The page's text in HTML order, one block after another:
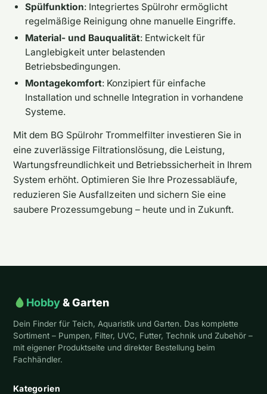
Spülfunktion: Integriertes Spülrohr ermöglicht
regelmäßige Reinigung ohne manuelle Eingriffe.
Material- und Bauqualität: Entwickelt für
Langlebigkeit unter belastenden
Betriebsbedingungen.
Montagekomfort: Konzipiert für einfache
Installation und schnelle Integration in vorhandene
Systeme.
Mit dem BG Spülrohr Trommelfilter investieren Sie in
eine zuverlässige Filtrationslösung, die Leistung,
Wartungsfreundlichkeit und Betriebssicherheit in Ihrem
System erhöht. Optimieren Sie Ihre Prozessabläufe,
reduzieren Sie Ausfallzeiten und sichern Sie eine
saubere Prozessumgebung – heute und in Zukunft.
Hobby& Garten
Dein Finder für Teich, Aquaristik und Garten. Das komplette
Sortiment – Pumpen, Filter, UVC, Futter, Technik und Zubehör –
mit eigener Produktseite und direkter Bestellung beim
Fachhändler.
Kategorien